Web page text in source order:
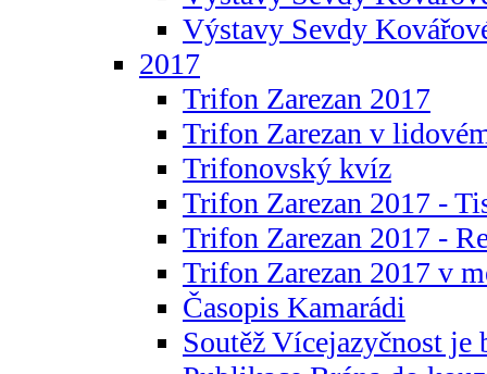
Výstavy Sevdy
2017
Trifon Zarezan 2017
Trifon Zarezan v
Trifonovský kvíz
Trifon Zarezan 2017 -
Trifon Zarezan 2017 -
Trifon Zarezan 2017 v
Časopis Kamarádi
Soutěž Vícejazyčnost je